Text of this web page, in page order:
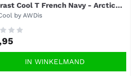
Cool T French Navy - Arctic
by AWDis
IN WINKELMAND